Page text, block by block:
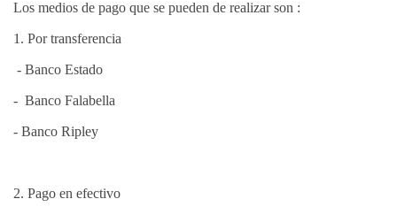
Los medios de pago que se pueden de realizar son :
1. Por transferencia
- Banco Estado
- Banco Falabella
- Banco Ripley
2. Pago en efectivo